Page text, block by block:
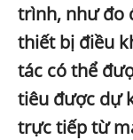
trình, như đo
thiết bị điều
tác có thể
tiêu được dự
trực tiếp từ